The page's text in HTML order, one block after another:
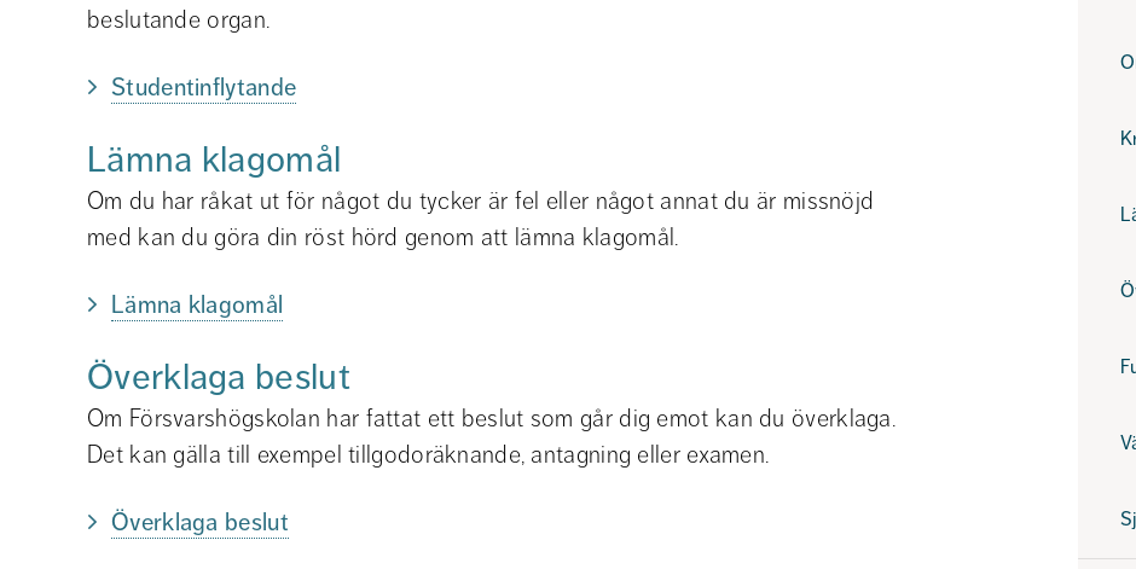
beslutande organ.
Studentinflytande
Lämna klagomål
Om du har råkat ut för något du tycker är fel eller något annat du är missnöjd
med kan du göra din röst hörd genom att lämna klagomål.
Lämna klagomål
Överklaga beslut
Om Försvarshögskolan har fattat ett beslut som går dig emot kan du överklaga.
Det kan gälla till exempel tillgodoräknande, antagning eller examen.
Överklaga beslut